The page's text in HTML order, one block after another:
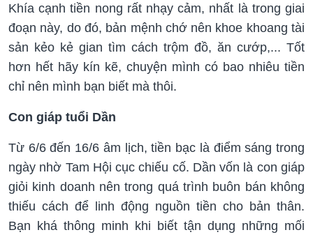
Khía cạnh tiền nong rất nhạy cảm, nhất là trong giai
đoạn này, do đó, bản mệnh chớ nên khoe khoang tài
sản kẻo kẻ gian tìm cách trộm đồ, ăn cướp,... Tốt
hơn hết hãy kín kẽ, chuyện mình có bao nhiêu tiền
chỉ nên mình bạn biết mà thôi.
Con giáp tuổi Dần
Từ 6/6 đến 16/6 âm lịch, tiền bạc là điểm sáng trong
ngày nhờ Tam Hội cục chiếu cố. Dần vốn là con giáp
giỏi kinh doanh nên trong quá trình buôn bán không
thiếu cách để linh động nguồn tiền cho bản thân.
Bạn khá thông minh khi biết tận dụng những mối